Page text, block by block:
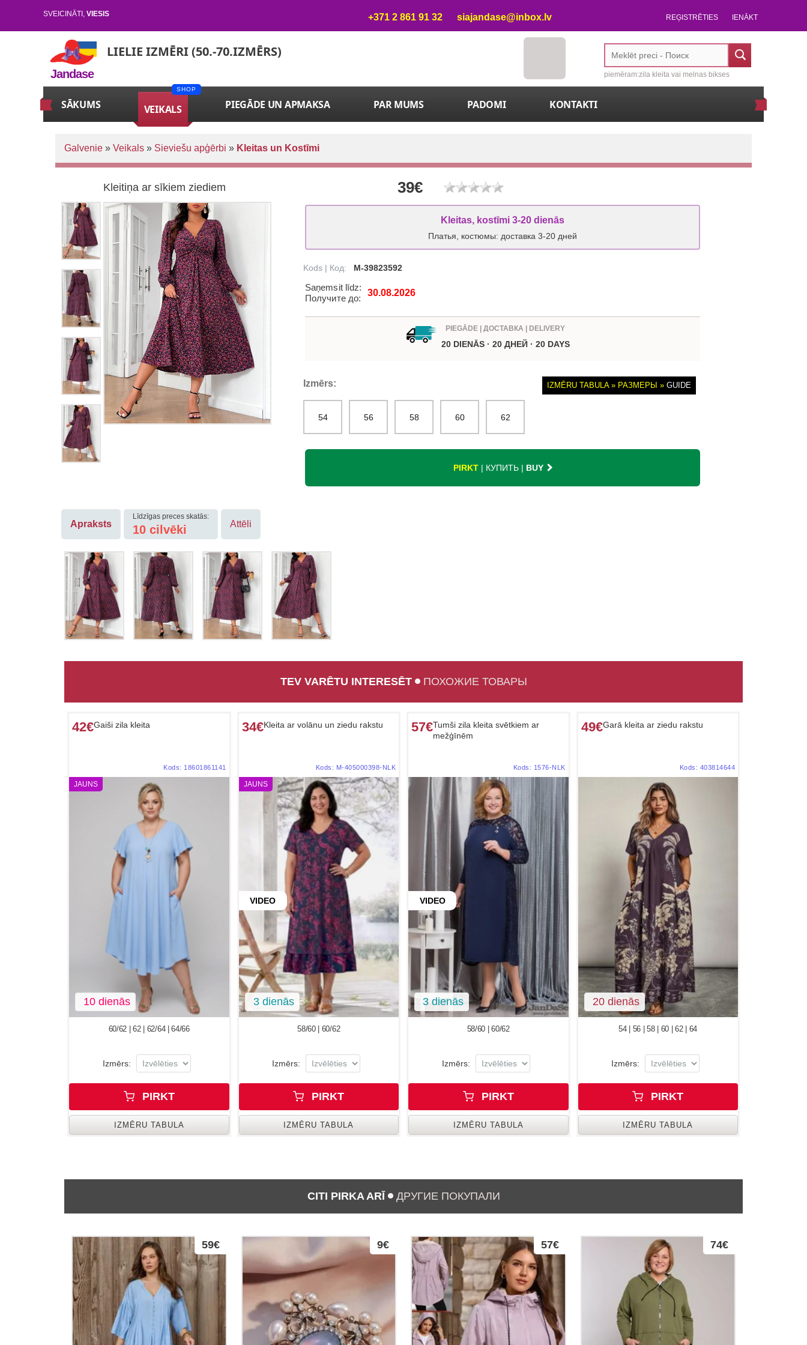
SVEICINĀTI , VIESIS +371 2 861 91 32 siajandase@inbox.lv REĢISTRĒTIES IENĀKT
Jandase
LIELIE IZMĒRI (50.-70.IZMĒRS)
piemēram:zila kleita vai melnas bikses
SĀKUMS VEIKALS PIEGĀDE UN APMAKSA PAR MUMS PADOMI KONTAKTI
Galvenie » Veikals » Sieviešu apģērbi » Kleitas un Kostīmi
Kleitiņa ar sīkiem ziediem 39€
Kleitas, kostīmi 3-20 dienās
Платья, костюмы: доставка 3-20 дней
Kods | Код: M-39823592
Saņemsit līdz:
Получите до:
30.08.2026
PIEGĀDE | ДОСТАВКА | DELIVERY
20 DIENĀS · 20 ДНЕЙ · 20 DAYS
IZMĒRU TABULA » РАЗМЕРЫ » GUIDE
Izmērs:
54 56 58 60 62
PIRKT | КУПИТЬ | BUY
Apraksts
Līdzīgas preces skatās:
10 cilvēki Attēli
TEV VARĒTU INTERESĒT ПОХОЖИЕ ТОВАРЫ
42€Gaiši zila kleita
Kods: 18601861141
JAUNS
10 dienās
60/62 | 62 | 62/64 | 64/66
Izmērs:
PIRKT
IZMĒRU TABULA
34€Kleita ar volānu un ziedu rakstu
Kods: M-405000398-NLK
JAUNS
VIDEO
3 dienās
58/60 | 60/62
Izmērs:
PIRKT
IZMĒRU TABULA
57€Tumši zila kleita svētkiem ar
mežģīnēm
Kods: 1576-NLK
VIDEO
3 dienās
58/60 | 60/62
Izmērs:
PIRKT
IZMĒRU TABULA
49€Garā kleita ar ziedu rakstu
Kods: 403814644
20 dienās
54 | 56 | 58 | 60 | 62 | 64
Izmērs:
PIRKT
IZMĒRU TABULA
CITI PIRKA ARĪ ДРУГИЕ ПОКУПАЛИ
59€ 9€ 57€ 74€